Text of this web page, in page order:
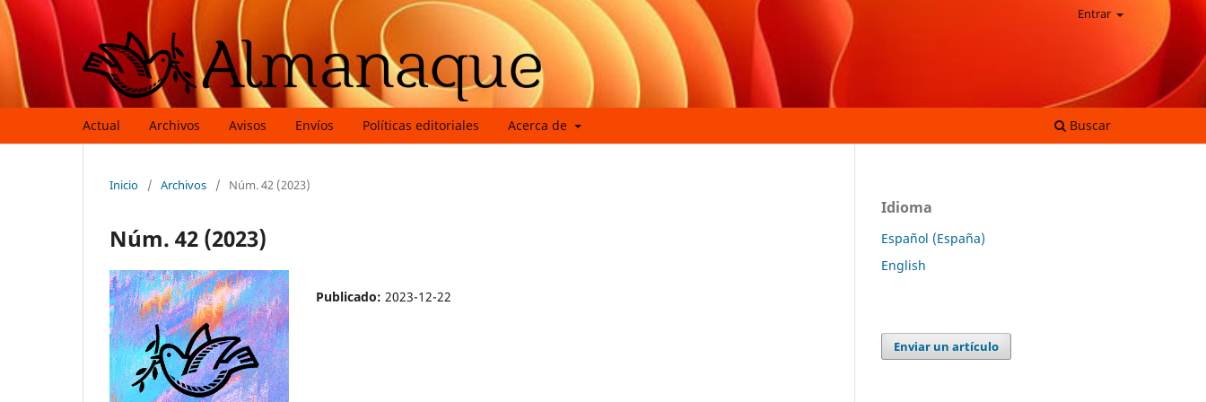
Actual Archivos Avisos Envíos Políticas editoriales Acerca de Buscar
Entrar
Inicio / Archivos / Núm. 42 (2023)
Núm. 42 (2023)
Publicado: 2023-12-22
Idioma
Español (España)
English
Enviar un artículo